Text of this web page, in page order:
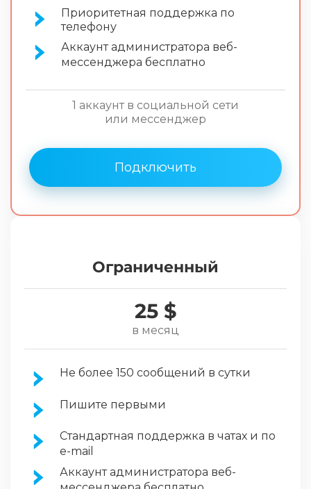
Приоритетная поддержка по
телефону
Аккаунт администратора веб-
мессенджера бесплатно
1 аккаунт в социальной сети
или мессенджер
Подключить
Ограниченный
25 $
в месяц
Не более 150 сообщений в сутки
Пишите первыми
Стандартная поддержка в чатах и по
e-mail
Аккаунт администратора веб-